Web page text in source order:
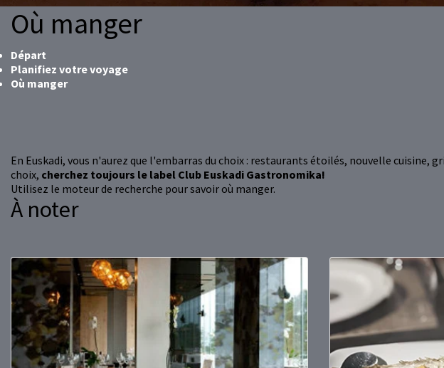
Où manger
Départ
Planifiez votre voyage
Où manger
En Euskadi, vous n'aurez que l'embarras du choix : restaurants étoilés, nouvelle
choix, cherchez toujours le label Club Euskadi Gastronomika!
Utilisez le moteur de recherche pour savoir où manger.
À noter